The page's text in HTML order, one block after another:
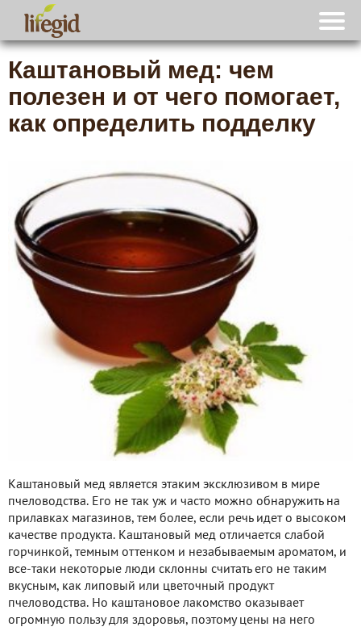
Каштановый мед: чем
полезен и от чего помогает,
как определить подделку
Каштановый мед является этаким эксклюзивом в мире
пчеловодства. Его не так уж и часто можно обнаружить на
прилавках магазинов, тем более, если речь идет о высоком
качестве продукта. Каштановый мед отличается слабой
горчинкой, темным оттенком и незабываемым ароматом, и
все-таки некоторые люди склонны считать его не таким
вкусным, как липовый или цветочный продукт
пчеловодства. Но каштановое лакомство оказывает
огромную пользу для здоровья, поэтому цены на него